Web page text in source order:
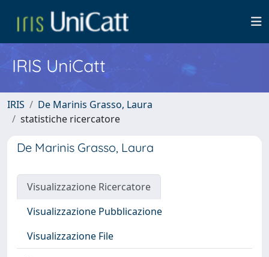
IRIS UniCatt
IRIS
De Marinis Grasso, Laura
statistiche ricercatore
De Marinis Grasso, Laura
Visualizzazione Ricercatore
Visualizzazione Pubblicazione
Visualizzazione File